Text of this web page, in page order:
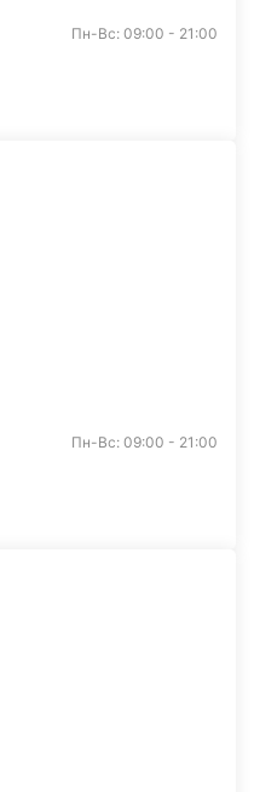
Пн-Вс: 09:00 - 21:00
Пн-Вс: 09:00 - 21:00